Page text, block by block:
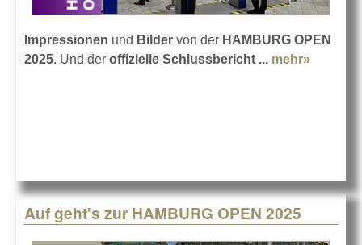
Impressionen und Bilder von der HAMBURG OPEN
2025. Und der offizielle Schlussbericht ... mehr»
Auf geht's zur HAMBURG OPEN 2025